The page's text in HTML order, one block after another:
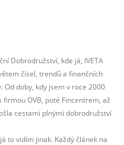
Dobrodružství, kde já, IVETA
čísel, trendů a finančních
doby, kdy jsem v roce 2000
OVB, poté Fincentrem, až
cestami plnými dobrodružství
to vidím jinak. Každý článek na